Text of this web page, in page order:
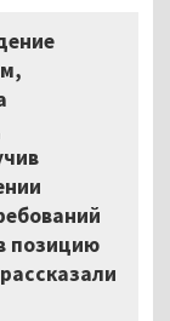
позицию